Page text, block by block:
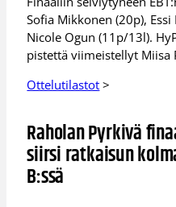
Sofia Mikkonen (20p),
Nicole Ogun (11p/13l).
pistettä viimeistellyt Miisa
Ottelutilastot >
Raholan Pyrkivä
siirsi ratkaisun
B:ssä